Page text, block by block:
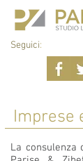
Seguici:
Imprese
La consulenza